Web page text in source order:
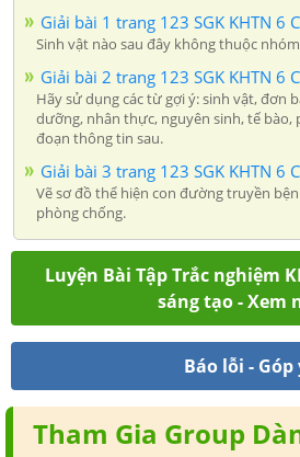
Giải bài 1 trang 123 SGK KHTN 6
Sinh vật nào sau đây không thuộc
Giải bài 2 trang 123 SGK KHTN 6
Hãy sử dụng các từ gợi ý: sinh vật, đơn
dưỡng, nhân thực, nguyên sinh, tế bào,
đoạn thông tin sau.
Giải bài 3 trang 123 SGK KHTN 6
Vẽ sơ đồ thể hiện con đường truyền
phòng chống.
Luyện Bài Tập Trắc nghiệm
sáng tạo - Xem
Báo lỗi - Góp
Tham Gia Group